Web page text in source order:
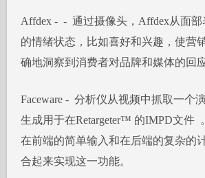
Affdex - - 通过摄像头，Affdex从面部
的情绪状态，比如喜好和兴趣，使营
确地洞察到消费者对品牌和媒体的回应
Faceware - 分析仪从视频中抓取一个
生成用于在Retargeter™ 的IMPD文件
在前端的简单输入和在后端的复杂的
合起来实现这一功能。